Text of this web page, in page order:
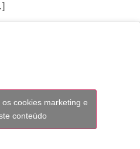
cookies marketing e
conteúdo